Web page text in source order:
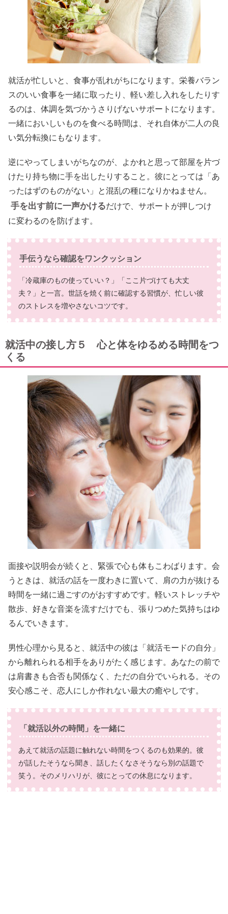
就活が忙しいと、食事が乱れがちになります。栄養バラン
スのいい食事を一緒に取ったり、軽い差し入れをしたりす
るのは、体調を気づかうさりげないサポートになります。
一緒においしいものを食べる時間は、それ自体が二人の良
い気分転換にもなります。
逆にやってしまいがちなのが、よかれと思って部屋を片づ
けたり持ち物に手を出したりすること。彼にとっては「あ
ったはずのものがない」と混乱の種になりかねません。
手を出す前に一声かけるだけで、サポートが押しつけ
に変わるのを防げます。
手伝うなら確認をワンクッション
「冷蔵庫のもの使っていい？」「ここ片づけても大丈
夫？」と一言。世話を焼く前に確認する習慣が、忙しい彼
のストレスを増やさないコツです。
就活中の接し方５ 心と体をゆるめる時間をつ
くる
面接や説明会が続くと、緊張で心も体もこわばります。会
うときは、就活の話を一度わきに置いて、肩の力が抜ける
時間を一緒に過ごすのがおすすめです。軽いストレッチや
散歩、好きな音楽を流すだけでも、張りつめた気持ちはゆ
るんでいきます。
男性心理から見ると、就活中の彼は「就活モードの自分」
から離れられる相手をありがたく感じます。あなたの前で
は肩書きも合否も関係なく、ただの自分でいられる。その
安心感こそ、恋人にしか作れない最大の癒やしです。
「就活以外の時間」を一緒に
あえて就活の話題に触れない時間をつくるのも効果的。彼
が話したそうなら聞き、話したくなさそうなら別の話題で
笑う。そのメリハリが、彼にとっての休息になります。